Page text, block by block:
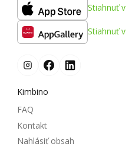
Stiahnuť v
Stiahnuť v
Kimbino
FAQ
Kontakt
Nahlásiť obsah